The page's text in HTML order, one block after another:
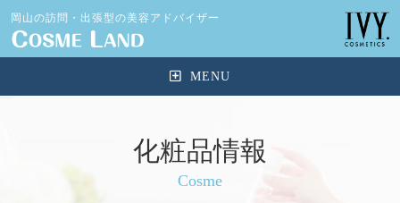
岡山の訪問・出張型の美容アドバイザー
化粧品情報
Cosme